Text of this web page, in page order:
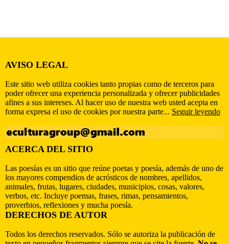
AVISO LEGAL
Este sitio web utiliza cookies tanto propias como de terceros para
poder ofrecer una experiencia personalizada y ofrecer publicidades
afines a sus intereses. Al hacer uso de nuestra web usted acepta en
forma expresa el uso de cookies por nuestra parte... Seguir leyendo
ACERCA DEL SITIO
Las poesías es un sitio que reúne poetas y poesía, además de uno de
los mayores compendios de acrósticos de nombres, apellidos,
animales, frutas, lugares, ciudades, municipios, cosas, valores,
verbos, etc. Incluye poemas, frases, rimas, pensamientos,
proverbios, reflexiones y mucha poesía.
DERECHOS DE AUTOR
Todos los derechos reservados. Sólo se autoriza la publicación de